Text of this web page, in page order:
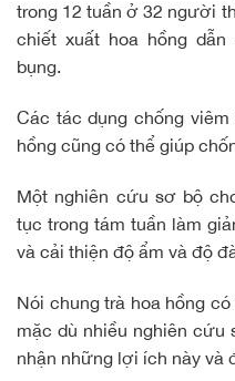
trong 12 tuần ở 32 người
chiết xuất hoa hồng
bụng.
Các tác dụng chống
hồng cũng có thể giúp
Một nghiên cứu sơ bộ
tục trong tám tuần làm
và cải thiện độ ẩm và độ
Nói chung trà hoa hồng
mặc dù nhiều nghiên
nhận những lợi ích này và